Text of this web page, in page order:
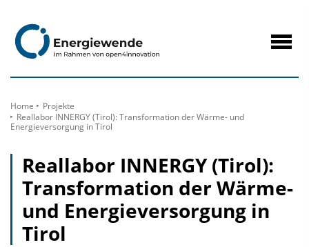
Home
Projekte
Reallabor INNERGY (Tirol): Transformation der Wärme- und
Energieversorgung in Tirol
Reallabor INNERGY (Tirol):
Transformation der Wärme-
und Energieversorgung in
Tirol